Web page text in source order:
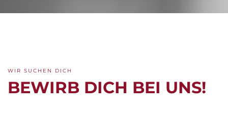
WIR SUCHEN DICH
BEWIRB DICH BEI UNS!